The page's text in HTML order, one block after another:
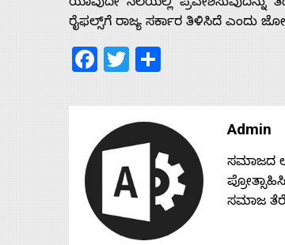
ಯಾವುದೇ ನೆಲೆಯಲ್ಲಿ ಪ್ರವೇಶಿಸುವುದನ್ನು
ರೈಫಲ್ಸ್‌ಗೆ ರಾಜ್ಯ ಸರ್ಕಾರ ತಿಳಿಸಿದೆ ಎಂದು
Facebook
Twitter
Admin
ಸಮಾಜದ
ಸಮಾಜ